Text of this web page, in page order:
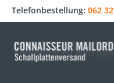
Telefonbestellung: 062